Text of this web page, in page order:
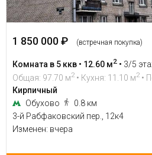
1 850 000 ₽ (встречная покупка)
Комната в 5 ккв • 12.60 м2 • 3/5
Общая: 97.70 м2 • Кухня: 11.10 м2 •
Кирпичный
Обухово
0.8 км
3-й Рабфаковский пер., 12к4
Изменен: вчера